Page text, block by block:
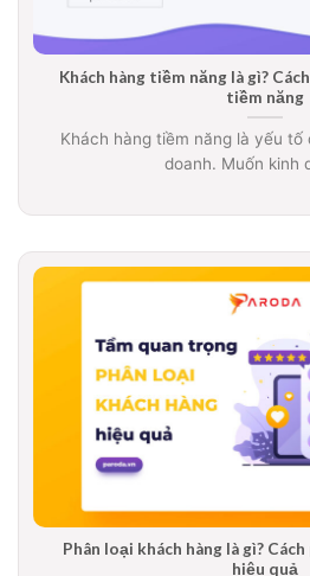
Khách hàng tiềm năng là gì?
tiềm năng
Khách hàng tiềm năng là yếu tố
doanh. Muốn kinh
Phân loại khách hàng là gì?
hiệu quả